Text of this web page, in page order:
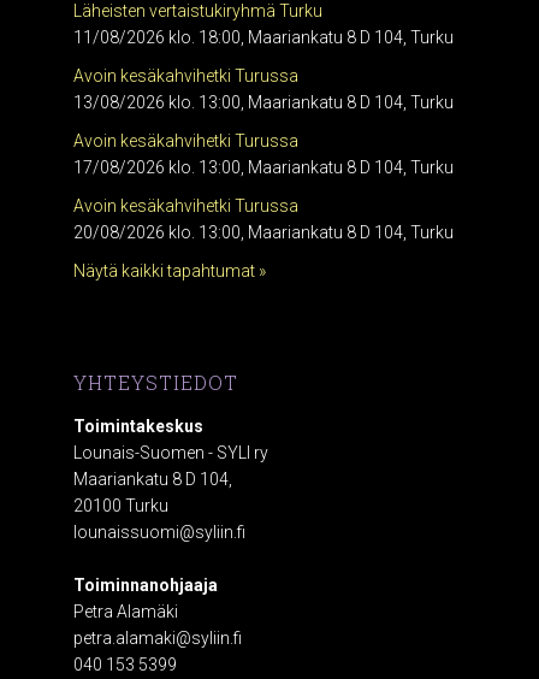
Läheisten vertaistukiryhmä Turku
11/08/2026 klo. 18:00, Maariankatu 8 D 104, Turku
Avoin kesäkahvihetki Turussa
13/08/2026 klo. 13:00, Maariankatu 8 D 104, Turku
Avoin kesäkahvihetki Turussa
17/08/2026 klo. 13:00, Maariankatu 8 D 104, Turku
Avoin kesäkahvihetki Turussa
20/08/2026 klo. 13:00, Maariankatu 8 D 104, Turku
Näytä kaikki tapahtumat »
YHTEYSTIEDOT
Toimintakeskus
Lounais-Suomen - SYLI ry
Maariankatu 8 D 104,
20100 Turku
lounaissuomi@syliin.fi
Toiminnanohjaaja
Petra Alamäki
petra.alamaki@syliin.fi
040 153 5399